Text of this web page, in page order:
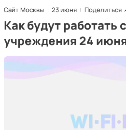
Сайт Москвы 23 июня Поделиться
Как будут работать
учреждения 24